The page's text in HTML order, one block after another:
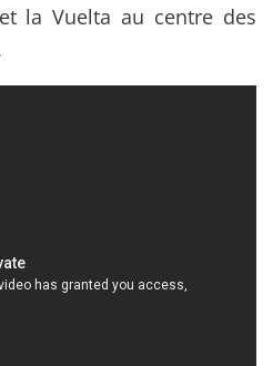
la Vuelta au centre des